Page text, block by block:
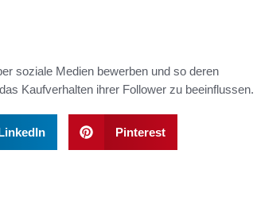
soziale Medien bewerben und so deren
Kaufverhalten ihrer Follower zu beeinflussen.
Pinterest